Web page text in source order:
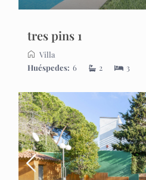
tres pins 1
Villa
Huéspedes: 6 2 3